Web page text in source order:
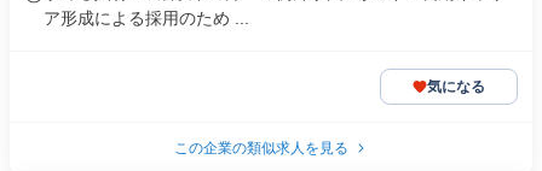
ア形成による採用のため ...
気になる
この企業の類似求人を見る